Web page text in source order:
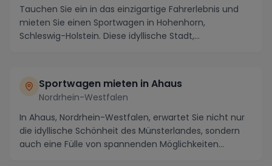
Tauchen Sie ein in das einzigartige Fahrerlebnis und
mieten Sie einen Sportwagen in Hohenhorn,
Schleswig-Holstein. Diese idyllische Stadt,
Sportwagen mieten in Ahaus
Nordrhein-Westfalen
In Ahaus, Nordrhein-Westfalen, erwartet Sie nicht nur
die idyllische Schönheit des Münsterlandes, sondern
auch eine Fülle von spannenden Möglichkeiten...